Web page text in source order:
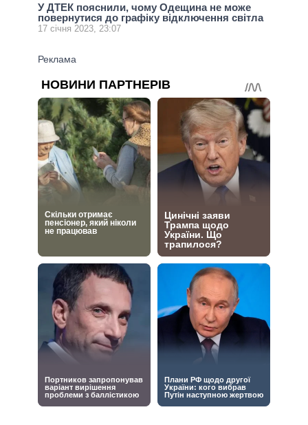
У ДТЕК пояснили, чому Одещина не може
повернутися до графіку відключення світла
17 січня 2023, 23:07